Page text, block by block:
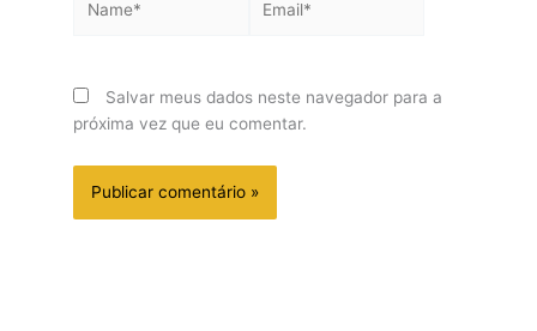
Salvar meus dados neste navegador para a
próxima vez que eu comentar.